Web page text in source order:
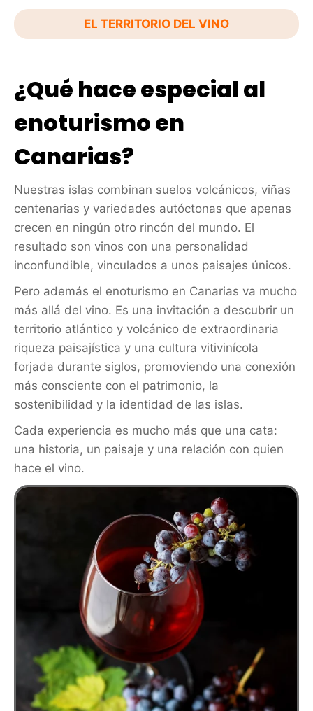
EL TERRITORIO DEL VINO
¿Qué hace especial al
enoturismo en
Canarias?
Nuestras islas combinan suelos volcánicos, viñas
centenarias y variedades autóctonas que apenas
crecen en ningún otro rincón del mundo. El
resultado son vinos con una personalidad
inconfundible, vinculados a unos paisajes únicos.
Pero además el enoturismo en Canarias va mucho
más allá del vino. Es una invitación a descubrir un
territorio atlántico y volcánico de extraordinaria
riqueza paisajística y una cultura vitivinícola
forjada durante siglos, promoviendo una conexión
más consciente con el patrimonio, la
sostenibilidad y la identidad de las islas.
Cada experiencia es mucho más que una cata:
una historia, un paisaje y una relación con quien
hace el vino.